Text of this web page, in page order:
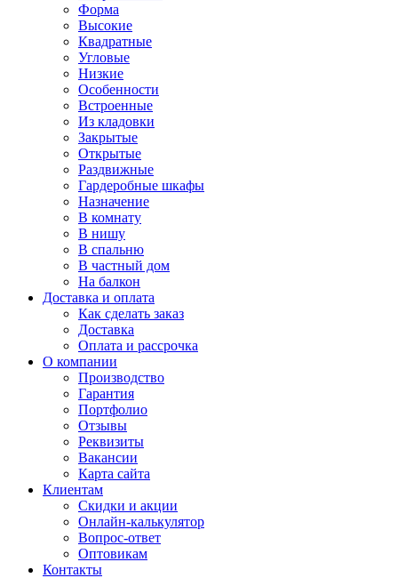
Форма
Высокие
Квадратные
Угловые
Низкие
Особенности
Встроенные
Из кладовки
Закрытые
Открытые
Раздвижные
Гардеробные шкафы
Назначение
В комнату
В нишу
В спальню
В частный дом
На балкон
Доставка и оплата
Как сделать заказ
Доставка
Оплата и рассрочка
О компании
Производство
Гарантия
Портфолио
Отзывы
Реквизиты
Вакансии
Карта сайта
Клиентам
Скидки и акции
Онлайн-калькулятор
Вопрос-ответ
Оптовикам
Контакты